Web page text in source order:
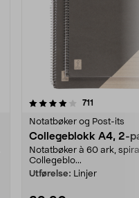
711
Notatbøker og Post-its
Collegeblokk A4, 2-
Notatbøker à 60 ark,
Collegeblo...
Utførelse: Linjer
4.5 av 5 stjerner